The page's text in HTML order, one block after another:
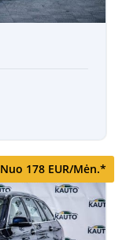
Nuo 178 EUR/Mėn.*